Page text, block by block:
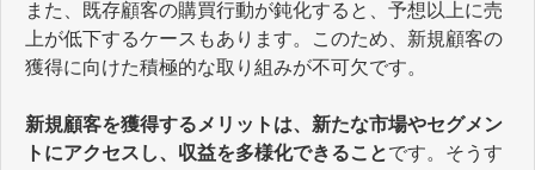
また、既存顧客の購買行動が鈍化すると、予想以上に売
上が低下するケースもあります。このため、新規顧客の
獲得に向けた積極的な取り組みが不可欠です。
新規顧客を獲得するメリットは、新たな市場やセグメン
トにアクセスし、収益を多様化できることです。そうす